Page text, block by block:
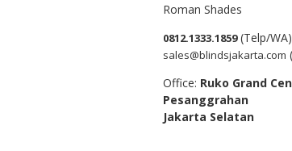
Roman Shades
0812.1333.1859 (Telp/WA)
sales@blindsjakarta.com
Office: Ruko Grand
Pesanggrahan
Jakarta Selatan